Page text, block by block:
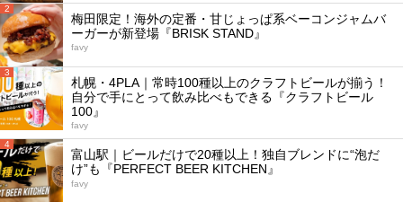
2
梅田限定！海外の定番・甘じょっぱ系ベーコンジャムバ
ーガーが新登場『BRISK STAND』
favy
3
札幌・4PLA｜常時100種以上のクラフトビールが揃う！
自分で手にとって飲み比べもできる『クラフトビール
100』
favy
4
富山駅｜ビールだけで20種以上！独自ブレンドに“泡だ
け”も『PERFECT BEER KITCHEN』
favy